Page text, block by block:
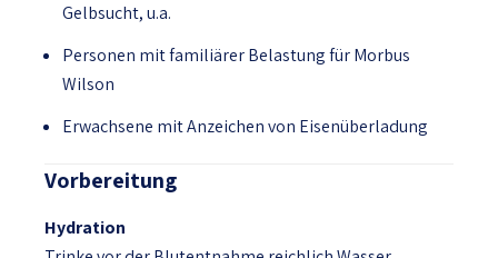
Gelbsucht, u.a.
Personen mit familiärer Belastung für Morbus
Wilson
Erwachsene mit Anzeichen von Eisenüberladung
Vorbereitung
Hydration